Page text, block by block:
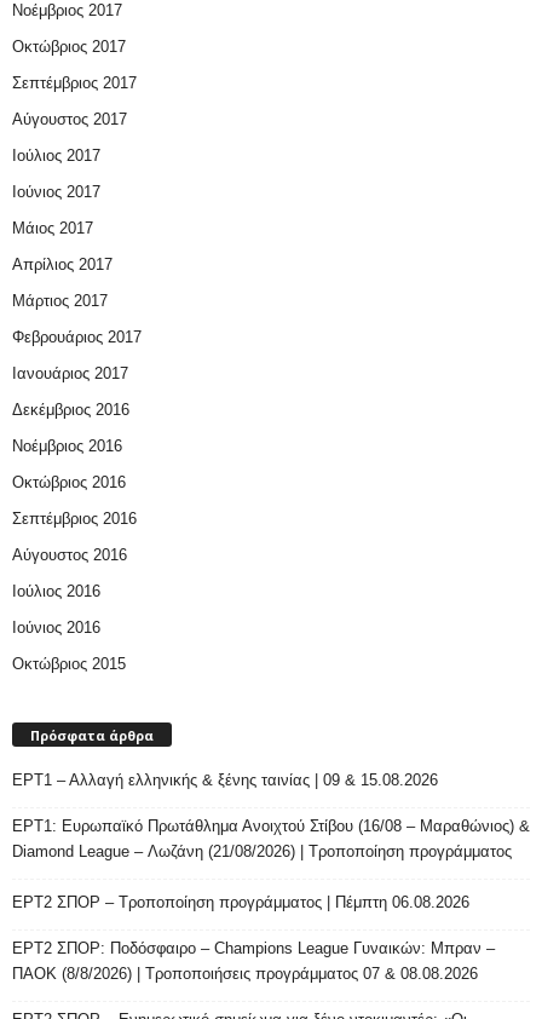
Νοέμβριος 2017
Οκτώβριος 2017
Σεπτέμβριος 2017
Αύγουστος 2017
Ιούλιος 2017
Ιούνιος 2017
Μάιος 2017
Απρίλιος 2017
Μάρτιος 2017
Φεβρουάριος 2017
Ιανουάριος 2017
Δεκέμβριος 2016
Νοέμβριος 2016
Οκτώβριος 2016
Σεπτέμβριος 2016
Αύγουστος 2016
Ιούλιος 2016
Ιούνιος 2016
Οκτώβριος 2015
Πρόσφατα άρθρα
ΕΡΤ1 – Αλλαγή ελληνικής & ξένης ταινίας | 09 & 15.08.2026
ΕΡΤ1: Ευρωπαϊκό Πρωτάθλημα Ανοιχτού Στίβου (16/08 – Μαραθώνιος) &
Diamond League – Λωζάνη (21/08/2026) | Τροποποίηση προγράμματος
ΕΡΤ2 ΣΠΟΡ – Τροποποίηση προγράμματος | Πέμπτη 06.08.2026
ΕΡΤ2 ΣΠΟΡ: Ποδόσφαιρο – Champions League Γυναικών: Μπραν –
ΠΑΟΚ (8/8/2026) | Τροποποιήσεις προγράμματος 07 & 08.08.2026